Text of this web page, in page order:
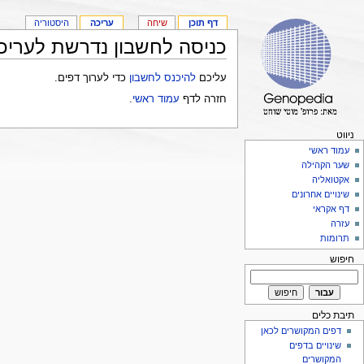
כניסה לחשבון נדרשת
עליכם להיכנס לחשבון כדי לערוך דפים.
חזרה לדף עמוד ראשי
דף תוכן שיחה עריכה היסטוריה
ניווט
עמוד ראשי
שער הקהילה
אקטואליה
שינויים אחרונים
דף אקראי
עזרה
תרומות
חיפוש
תיבת כלים
דפים המקושרים לכאן
שינויים בדפים
המקושרים